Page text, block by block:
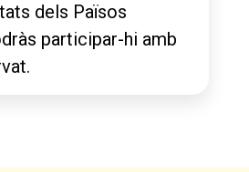
dels Països
participar-hi amb